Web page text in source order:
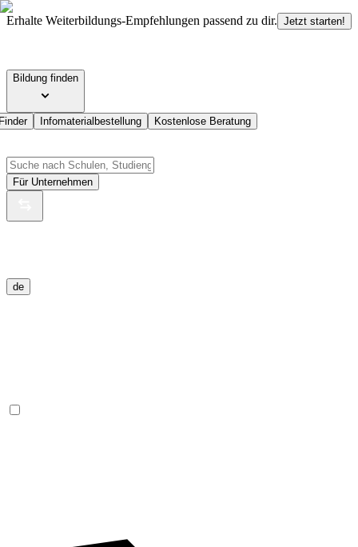
Erhalte Weiterbildungs-Empfehlungen passend zu dir. Jetzt starten!
Bildung finden
Infomaterialbestellung Kostenlose Beratung
Für Unternehmen
de